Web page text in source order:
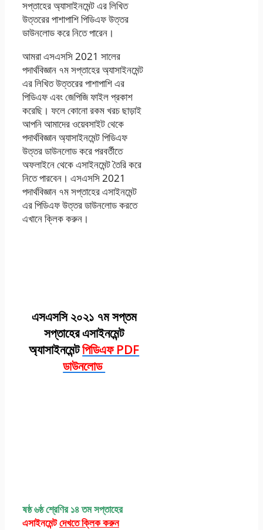
সপ্তাহের অ্যাসাইনমেন্ট এর লিখিত
উত্তরের পাশাপাশি পিডিএফ উত্তর
ডাউনলোড করে নিতে পারেন।
আমরা এসএসসি 2021 সালের
পদার্থবিজ্ঞান ৭ম সপ্তাহের অ্যাসাইনমেন্ট
এর লিখিত উত্তরের পাশাপাশি এর
পিডিএফ এবং জেপিজি ফাইল প্রকাশ
করেছি। ফলে কোনো রকম খরচ ছাড়াই
আপনি আমাদের ওয়েবসাইট থেকে
পদার্থবিজ্ঞান অ্যাসাইনমেন্ট পিডিএফ
উত্তর ডাউনলোড করে পরবর্তীতে
অফলাইনে থেকে এসাইনমেন্ট তৈরি করে
নিতে পারবেন। এসএসসি 2021
পদার্থবিজ্ঞান ৭ম সপ্তাহের এসাইনমেন্ট
এর পিডিএফ উত্তর ডাউনলোড করতে
এখানে ক্লিক করুন।
এসএসসি ২০২১ ৭ম সপ্তম
সপ্তাহের এসাইনমেন্ট
অ্যাসাইনমেন্টপিডিএফ PDF
ডাউনলোড
ষষ্ঠ ৬ষ্ঠ শ্রেণির ১৪ তম সপ্তাহের
এসাইনমেন্টদেখতে ক্লিক করুন